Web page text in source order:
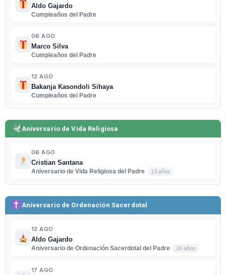
Aldo Gajardo
Cumpleaños del Padre
06 AGO
Marco Silva
Cumpleaños del Padre
12 AGO
Bakanja Kasondoli Sihaya
Cumpleaños del Padre
Aniversario de Vida Religiosa
06 AGO
Cristian Santana
Aniversario de Vida Religiosa del Padre
13 años
Aniversario de Ordenación Sacerdotal
12 AGO
Aldo Gajardo
Aniversario de Ordenación Sacerdotal del Padre
26 años
17 AGO